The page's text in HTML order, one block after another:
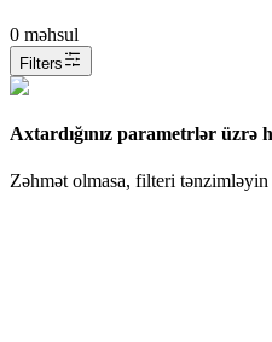
0 məhsul
Filters
Axtardığınız parametrlər üzrə
Zəhmət olmasa, filteri tənzimləyin